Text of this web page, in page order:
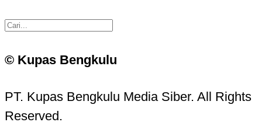
© Kupas Bengkulu
PT. Kupas Bengkulu Media Siber. All Rights
Reserved.